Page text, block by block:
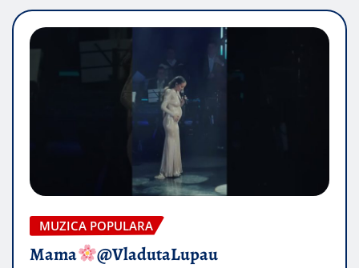
MUZICA POPULARA
Mama @VladutaLupau